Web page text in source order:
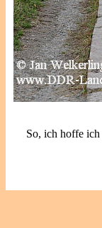
So, ich hoffe